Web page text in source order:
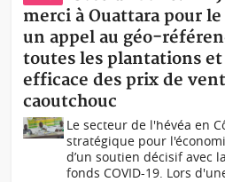
merci à Ouattara pour
un appel au géo-
toutes les plantations
efficace des prix de
caoutchouc
Le secteur de l'hévéa en
stratégique pour
d’un soutien décisif avec
fonds COVID-19. Lors